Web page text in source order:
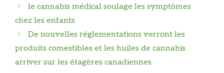
Navigation
des
articles
le cannabis médical soulage les symptômes
chez les enfants
De nouvelles réglementations verront les
produits comestibles et les huiles de cannabis
arriver sur les étagères canadiennes